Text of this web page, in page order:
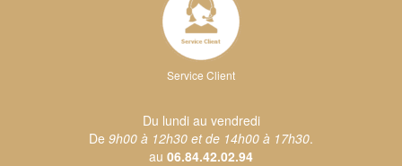
Service Client
Du lundi au vendredi
De 9h00 à 12h30 et de 14h00 à 17h30.
au 06.84.42.02.94